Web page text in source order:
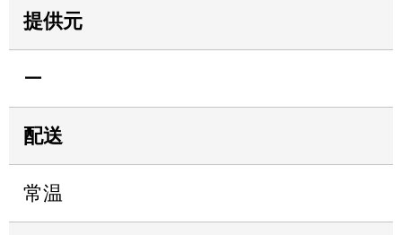
提供元
ー
配送
常温